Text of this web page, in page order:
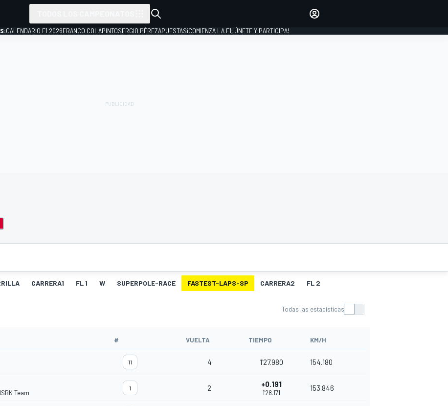
INICIAR SESIÓN
CALENDARIO F1 2026FRANCO COLAPINTOSERGIO PÉREZAPUESTAS¡COMIENZA LA F1, ÚNETE Y PARTICIPA!
CARRERA1 FL 1 W SUPERPOLE-RACE FASTEST-LAPS-SP CARRERA2 FL 2
Todas las estadísticas
# VUELTA TIEMPO KM/H
11 4 1'27.980 154.180
Team
1 2 +0.191
1'28.171
153.846